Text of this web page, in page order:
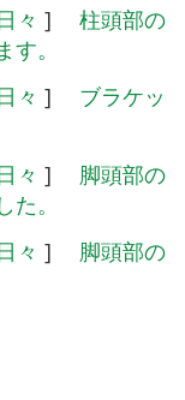
々 ] 柱頭部の
。
々 ] ブラケッ
々 ] 脚頭部の
。
々 ] 脚頭部の